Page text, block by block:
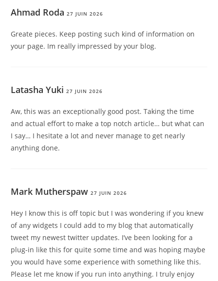
Ahmad Roda 27 JUIN 2026
Greate pieces. Keep posting such kind of information on
your page. Im really impressed by your blog.
Latasha Yuki 27 JUIN 2026
Aw, this was an exceptionally good post. Taking the time
and actual effort to make a top notch article… but what can
I say… I hesitate a lot and never manage to get nearly
anything done.
Mark Mutherspaw 27 JUIN 2026
Hey I know this is off topic but I was wondering if you knew
of any widgets I could add to my blog that automatically
tweet my newest twitter updates. I’ve been looking for a
plug-in like this for quite some time and was hoping maybe
you would have some experience with something like this.
Please let me know if you run into anything. I truly enjoy